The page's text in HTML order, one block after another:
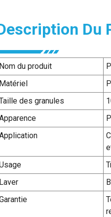
Du
Nom du produit
Matériel
des granules
Laver